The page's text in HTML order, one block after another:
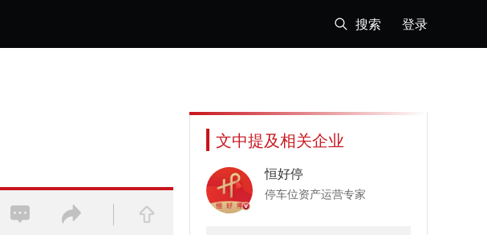
搜索 登录
文中提及相关企业
恒好停
停车位资产运营专家